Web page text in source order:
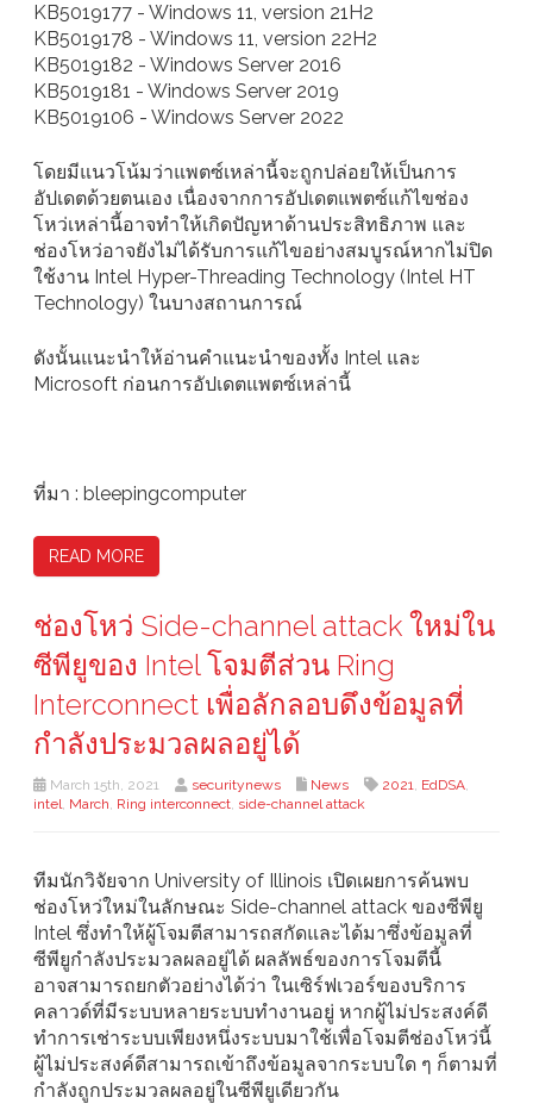
KB5019177 - Windows 11, version 21H2
KB5019178 - Windows 11, version 22H2
KB5019182 - Windows Server 2016
KB5019181 - Windows Server 2019
KB5019106 - Windows Server 2022
โดยมีแนวโน้มว่าแพตซ์เหล่านี้จะถูกปล่อยให้เป็นการ
อัปเดตด้วยตนเอง เนื่องจากการอัปเดตแพตซ์แก้ไขช่อง
โหว่เหล่านี้อาจทำให้เกิดปัญหาด้านประสิทธิภาพ และ
ช่องโหว่อาจยังไม่ได้รับการแก้ไขอย่างสมบูรณ์หากไม่ปิด
ใช้งาน Intel Hyper-Threading Technology (Intel HT
Technology) ในบางสถานการณ์
ดังนั้นแนะนำให้อ่านคำแนะนำของทั้ง Intel และ
Microsoft ก่อนการอัปเดตแพตซ์เหล่านี้
ที่มา : bleepingcomputer
READ MORE
ช่องโหว่ Side-channel attack ใหม่ใน
ซีพียูของ Intel โจมตีส่วน Ring
Interconnect เพื่อลักลอบดึงข้อมูลที่
กำลังประมวลผลอยู่ได้
March 15th, 2021 securitynews News 2021, EdDSA,
intel, March, Ring interconnect, side-channel attack
ทีมนักวิจัยจาก University of Illinois เปิดเผยการค้นพบ
ช่องโหว่ใหม่ในลักษณะ Side-channel attack ของซีพียู
Intel ซึ่งทำให้ผู้โจมตีสามารถสกัดและได้มาซึ่งข้อมูลที่
ซีพียูกำลังประมวลผลอยู่ได้ ผลลัพธ์ของการโจมตีนี้
อาจสามารถยกตัวอย่างได้ว่า ในเซิร์ฟเวอร์ของบริการ
คลาวด์ที่มีระบบหลายระบบทำงานอยู่ หากผู้ไม่ประสงค์ดี
ทำการเช่าระบบเพียงหนึ่งระบบมาใช้เพื่อโจมตีช่องโหว่นี้
ผู้ไม่ประสงค์ดีสามารถเข้าถึงข้อมูลจากระบบใด ๆ ก็ตามที่
กำลังถูกประมวลผลอยู่ในซีพียูเดียวกัน